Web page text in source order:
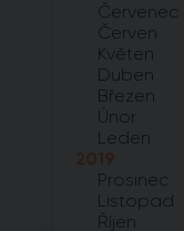
Červenec
Červen
Květen
Duben
Březen
Únor
Leden
2019
Prosinec
Listopad
Říjen